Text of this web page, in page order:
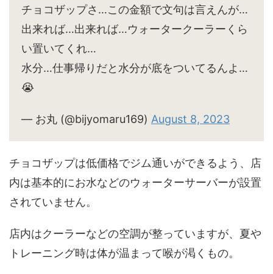
チョコザップさ…この金額で文句は言えんが…
出来れば…出来れば…ウォータークーラーくら
い置いてくれ…
水分…仕事帰りだと水分が底をついてるんよ…
😭
— お丸 (@bijyomaru169) August 8, 2023
チョコザップは低価格でジム通いができるよう、店
内は基本的にお水などのウォーターサーバーが設置
されていません。
店内はクーラーなどの空調が整っていますが、夏や
トレーニング時は体が温まって喉が渇くもの。